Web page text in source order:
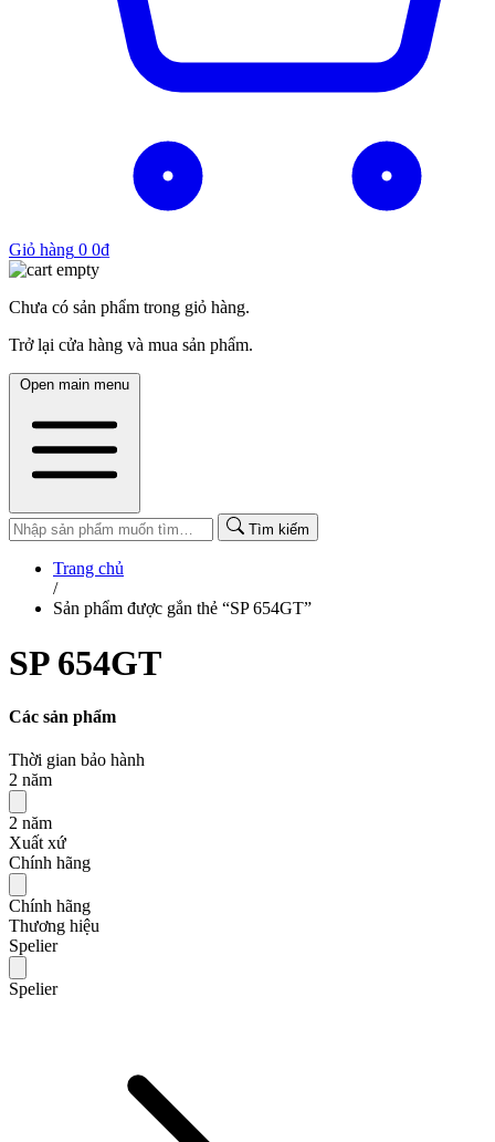
Giỏ hàng 0 0₫
Chưa có sản phẩm trong giỏ hàng.
Trở lại cửa hàng và mua sản phẩm.
Open main menu
Tìm kiếm
Trang chủ
/
Sản phẩm được gắn thẻ “SP 654GT”
SP 654GT
Các sản phẩm
Thời gian bảo hành
2 năm
2 năm
Xuất xứ
Chính hãng
Chính hãng
Thương hiệu
Spelier
Spelier